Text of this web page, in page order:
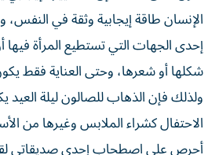
الإنسان طاقة إيجابية وثقة في النفس،
إحدى الجهات التي تستطيع المرأة
شكلها أو شعرها، وحتى العناية فقط
ولذلك فإن الذهاب للصالون ليلة
الاحتفال كشراء الملابس وغيرها من